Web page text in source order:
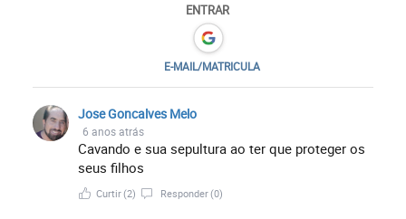
ENTRAR
E-MAIL/MATRICULA
Jose Goncalves Melo
6 anos atrás
Cavando e sua sepultura ao ter que proteger os
seus filhos
Curtir(2) Responder(0)